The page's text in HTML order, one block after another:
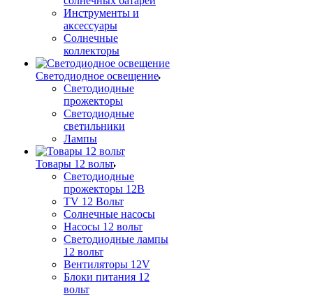
Инструменты и
аксессуары
Солнечные
коллекторы
Светодиодное освещение
Светодиодные
прожекторы
Светодиодные
светильники
Лампы
Товары 12 вольт
Светодиодные
прожекторы 12В
TV 12 Вольт
Солнечные насосы
Насосы 12 вольт
Светодиодные лампы
12 вольт
Вентиляторы 12V
Блоки питания 12
вольт